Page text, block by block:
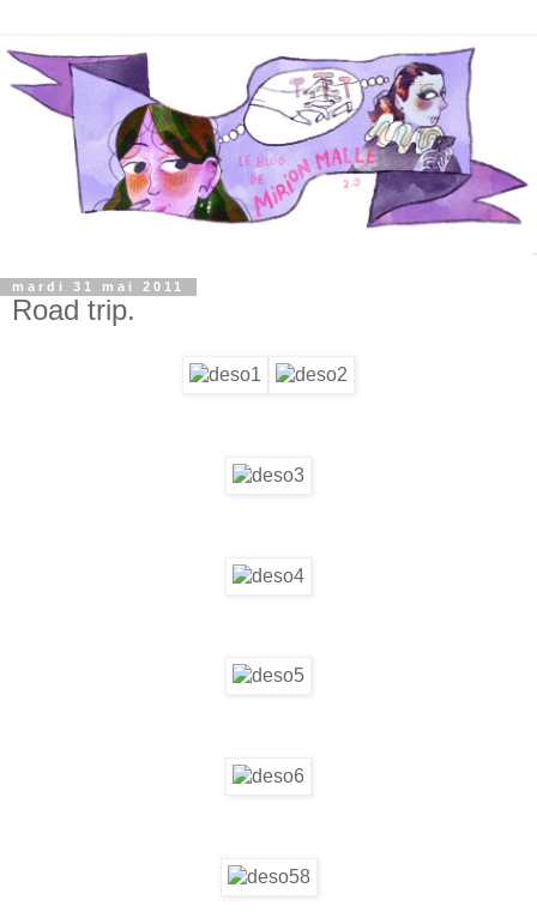
mardi 31 mai 2011
Road trip.